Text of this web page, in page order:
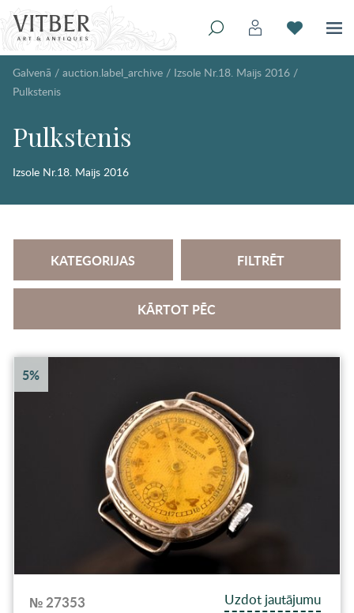
Galvenā / auction.label_archive / Izsole Nr.18. Maijs 2016 /
Pulkstenis
Pulkstenis
Izsole Nr.18. Maijs 2016
KATEGORIJAS FILTRĒT
KĀRTOT PĒC
5%
№ 27353
Uzdot jautājumu